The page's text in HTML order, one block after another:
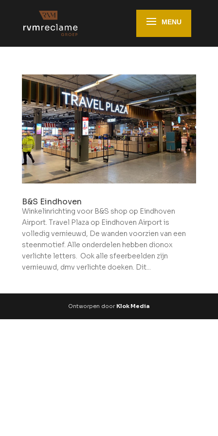
B&S Eindhoven
Winkelinrichting voor B&S shop op Eindhoven
Airport. Travel Plaza op Eindhoven Airport is
volledig vernieuwd, De wanden voorzien van een
steenmotief. Alle onderdelen hebben dionox
verlichte letters. Ook alle sfeerbeelden zijn
vernieuwd, dmv verlichte doeken. Dit...
Ontworpen door Klok Media